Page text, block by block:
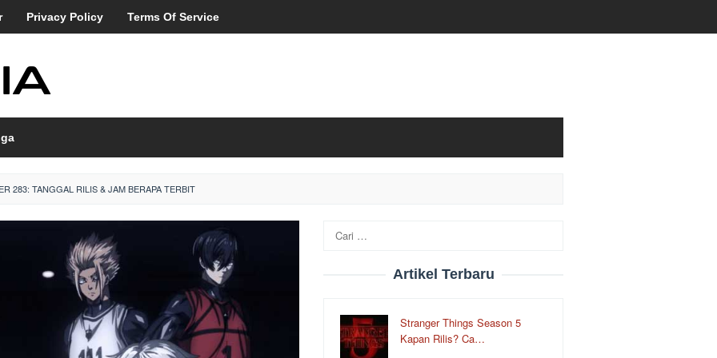
Privacy Policy Terms Of Service
283: TANGGAL RILIS & JAM BERAPA TERBIT
untuk:
Artikel Terbaru
Stranger Things Season 5
Kapan Rilis? Ca…